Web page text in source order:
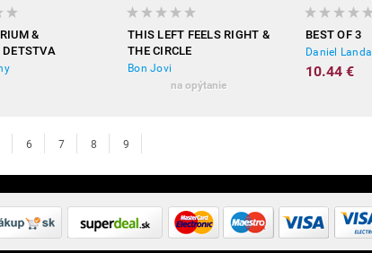
&
DETSTVA
THIS LEFT FEELS RIGHT &
THE CIRCLE
Bon Jovi
na opýtanie
BEST OF 3
Daniel Landa
10.44 €
6 7 8 9